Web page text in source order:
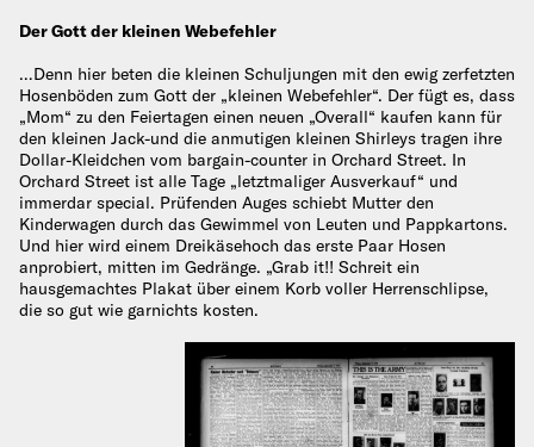
Der Gott der kleinen Webefehler
…Denn hier beten die kleinen Schuljungen mit den ewig zerfetzten
Hosenböden zum Gott der „kleinen Webefehler“. Der fügt es, dass
„Mom“ zu den Feiertagen einen neuen „Overall“ kaufen kann für
den kleinen Jack-und die anmutigen kleinen Shirleys tragen ihre
Dollar-Kleidchen vom bargain-counter in Orchard Street. In
Orchard Street ist alle Tage „letztmaliger Ausverkauf“ und
immerdar special. Prüfenden Auges schiebt Mutter den
Kinderwagen durch das Gewimmel von Leuten und Pappkartons.
Und hier wird einem Dreikäsehoch das erste Paar Hosen
anprobiert, mitten im Gedränge. „Grab it!! Schreit ein
hausgemachtes Plakat über einem Korb voller Herrenschlipse,
die so gut wie garnichts kosten.